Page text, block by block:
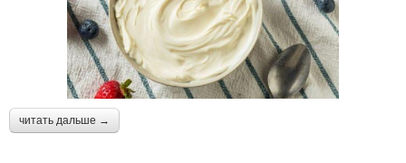
читать дальше →